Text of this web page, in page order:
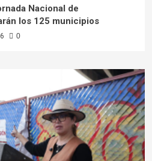
Nacional de
los 125 municipios
0